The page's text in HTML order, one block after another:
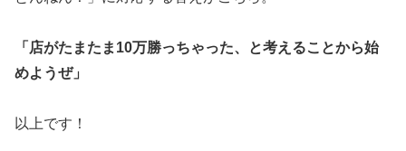
「店がたまたま10万勝っちゃった、と考えることから始
めようぜ」
以上です！